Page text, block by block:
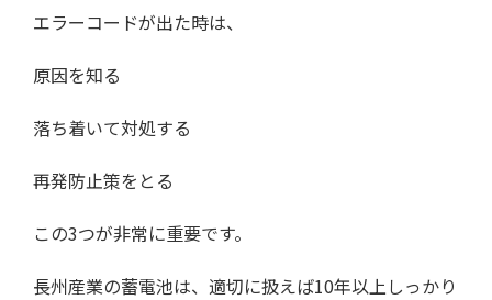
エラーコードが出た時は、
原因を知る
落ち着いて対処する
再発防止策をとる
この3つが非常に重要です。
長州産業の蓄電池は、適切に扱えば10年以上しっかり